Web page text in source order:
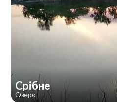
Срібне
Озеро